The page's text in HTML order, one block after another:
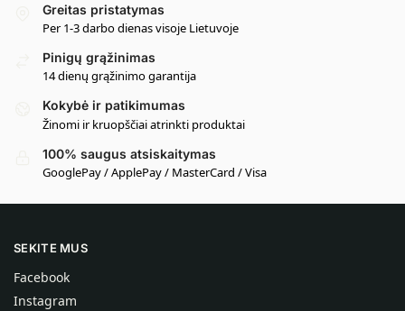
Greitas pristatymas
Per 1-3 darbo dienas visoje Lietuvoje
Pinigų grąžinimas
14 dienų grąžinimo garantija
Kokybė ir patikimumas
Žinomi ir kruopščiai atrinkti produktai
100% saugus atsiskaitymas
GooglePay / ApplePay / MasterCard / Visa
SEKITE MUS
Facebook
Instagram